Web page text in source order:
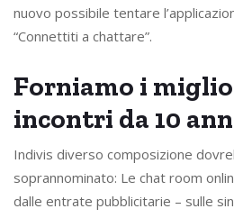
nuovo possibile tentare
“Connettiti a chattare”.
Forniamo i
incontri da 10
Indivis diverso composizione
soprannominato: Le chat room
dalle entrate pubblicitarie – sulle